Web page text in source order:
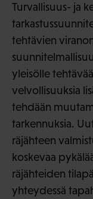
Turvallisuus- ja
tehtävien
yleisölle
velvollisuuksia
tehdään
tarkennuksia.
räjähteen
koskevaa
räjähteiden
yhteydessä